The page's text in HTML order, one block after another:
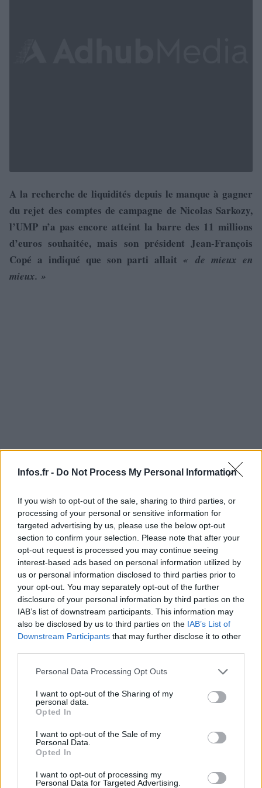
Infos.fr - Do Not Process My Personal Information
If you wish to opt-out of the sale, sharing to third parties, or
processing of your personal or sensitive information for
targeted advertising by us, please use the below opt-out
section to confirm your selection. Please note that after your
opt-out request is processed you may continue seeing
interest-based ads based on personal information utilized by
us or personal information disclosed to third parties prior to
your opt-out. You may separately opt-out of the further
disclosure of your personal information by third parties on the
IAB’s list of downstream participants. This information may
also be disclosed by us to third parties on the IAB’s List of
Downstream Participants that may further disclose it to other
Please note that this website/app uses one or more Google
not limited to your visit or usage behaviour. You may click to
grant or deny consent to Google and its third-party tags to
use your data for below specified purposes in below Google
consent section.
Personal Data Processing Opt Outs
I want to opt-out of the Sharing of my
personal data.
Opted In
I want to opt-out of the Sale of my
Personal Data.
Opted In
I want to opt-out of processing my
Personal Data for Targeted Advertising.
A la recherche de liquidités depuis le manque à gagner
du rejet des comptes de campagne de Nicolas Sarkozy,
l’UMP n’a pas encore atteint la barre des 11 millions
d’euros souhaitée, mais son président Jean-François
Copé a indiqué que son parti allait « de mieux en
mieux. »
Interrogé lundi matin sur Europe 1, le président de l’UMP
Jean-François Copé a fait le point sur les fonds récoltés
jusque-là par le parti de l’opposition.« Nous ne sommes
plus très loin d’atteindre maintenant les sept millions
d’euros », confie le chef de la droite, précisant malgré tout
être encore« loin du compte. »
Début juillet, le Conseil constitutionnel avait rejeté les
comptes de la campagne présidentielle 2012 de Nicolas
Sarkozy. En parallèle, il a confirmé l’arrivée de
« montre que l’UMP va de mieux en mieux, parce
qu’elle incarne un chemin d’alternance pour les
Français. »